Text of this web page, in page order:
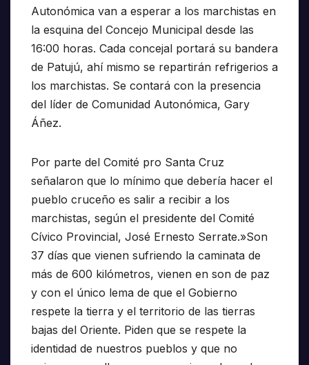
Autonómica van a esperar a los marchistas en
la esquina del Concejo Municipal desde las
16:00 horas. Cada concejal portará su bandera
de Patujú, ahí mismo se repartirán refrigerios a
los marchistas. Se contará con la presencia
del líder de Comunidad Autonómica, Gary
Áñez.
Por parte del Comité pro Santa Cruz
señalaron que lo mínimo que debería hacer el
pueblo cruceño es salir a recibir a los
marchistas, según el presidente del Comité
Cívico Provincial, José Ernesto Serrate.»Son
37 días que vienen sufriendo la caminata de
más de 600 kilómetros, vienen en son de paz
y con el único lema de que el Gobierno
respete la tierra y el territorio de las tierras
bajas del Oriente. Piden que se respete la
identidad de nuestros pueblos y que no